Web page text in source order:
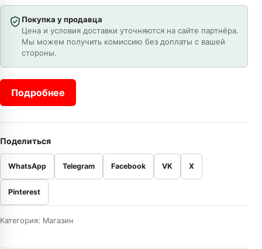
Покупка у продавца
Цена и условия доставки уточняются на сайте партнёра.
Мы можем получить комиссию без доплаты с вашей
стороны.
Подробнее
Поделиться
WhatsApp Telegram Facebook VK X
Pinterest
Категория: Магазин